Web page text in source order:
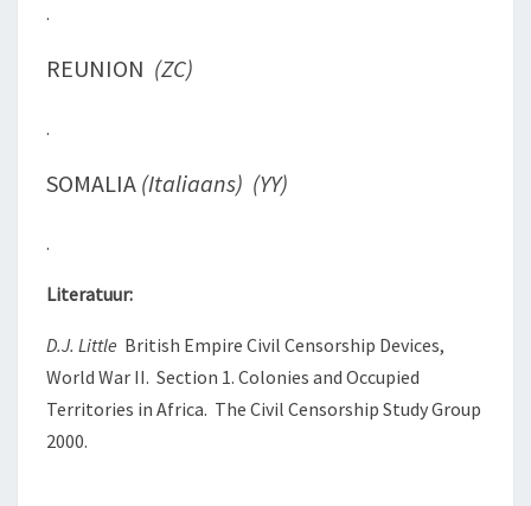
.
REUNION (ZC)
.
SOMALIA (Italiaans) (YY)
.
Literatuur:
D.J. Little British Empire Civil Censorship Devices,
World War II. Section 1. Colonies and Occupied
Territories in Africa. The Civil Censorship Study Group
2000.